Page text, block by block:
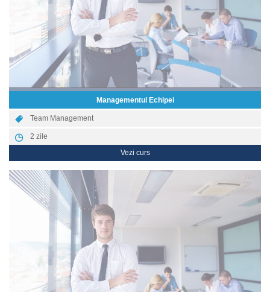
Managementul Echipei
Team Management
2 zile
Vezi curs